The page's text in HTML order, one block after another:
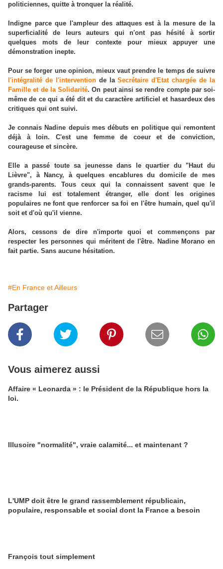
politiciennes, quitte à tronquer la réalité.
Indigne parce que l'ampleur des attaques est à la mesure de la
superficialité de leurs auteurs qui n'ont pas hésité à sortir
quelques mots de leur contexte pour mieux appuyer une
démonstration inepte.
Pour se forger une opinion, mieux vaut prendre le temps de suivre
l'intégralité de l'interventionde laSecrétaire d'Etat chargée de la
Famille et de la Solidarité. On peut ainsi se rendre compte par soi-
même de ce qui a été dit et du caractère artificiel et hasardeux des
critiques qui ont suivi.
Je connais Nadine depuis mes débuts en politique qui remontent
déjà à loin. C'est une femme de coeur et de conviction,
courageuse et sincère.
Elle a passé toute sa jeunesse dans le quartier du "Haut du
Lièvre", à Nancy, à quelques encablures du domicile de mes
grands-parents. Tous ceux qui la connaissent savent que le
racisme lui est totalement étranger, elle dont les origines
populaires ne font que renforcer sa foi en l'être humain, quel qu'il
soit et d'où qu'il vienne.
Alors, cessons de dire n'importe quoi et commençons par
respecter les personnes qui méritent de l'être. Nadine Morano en
fait partie. Sans aucune hésitation.
#En France et Ailleurs
Partager
Vous aimerez aussi
Affaire « Leonarda » : le Président de la République hors la
loi.
Illusoire "normalité", vraie calamité... et maintenant ?
L'UMP doit être le grand rassemblement républicain,
populaire, responsable et social dont la France a besoin
François tout simplement